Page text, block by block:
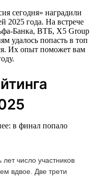
сегодня» наградили
2025 года. На встрече
Банка, ВТБ, X5 Group
удалось попасть в топ
Их опыт поможет вам
в финал попало
число участников
вдвое. Две трети